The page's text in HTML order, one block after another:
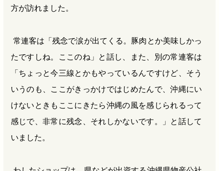
方が訪れました。
常連客は「残念で涙が出てくる。豚肉とか美味しかっ
たですしね。ここのね」と話し、また、別の常連客は
「ちょっと今三線とかもやっているんですけど、そう
いうのも、ここがきっかけではじめたんで、沖縄にい
けないときもここにきたら沖縄の風を感じられるって
感じで、非常に残念、それしかないです。」と話して
いました。